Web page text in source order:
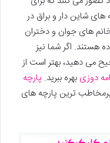
های شاین دار و براق در
خانم های جوان و دختران
اگر شما نیز
می دهید، بهتر است از
دوزی بهره ببرید. پارچه
ترین پارچه های